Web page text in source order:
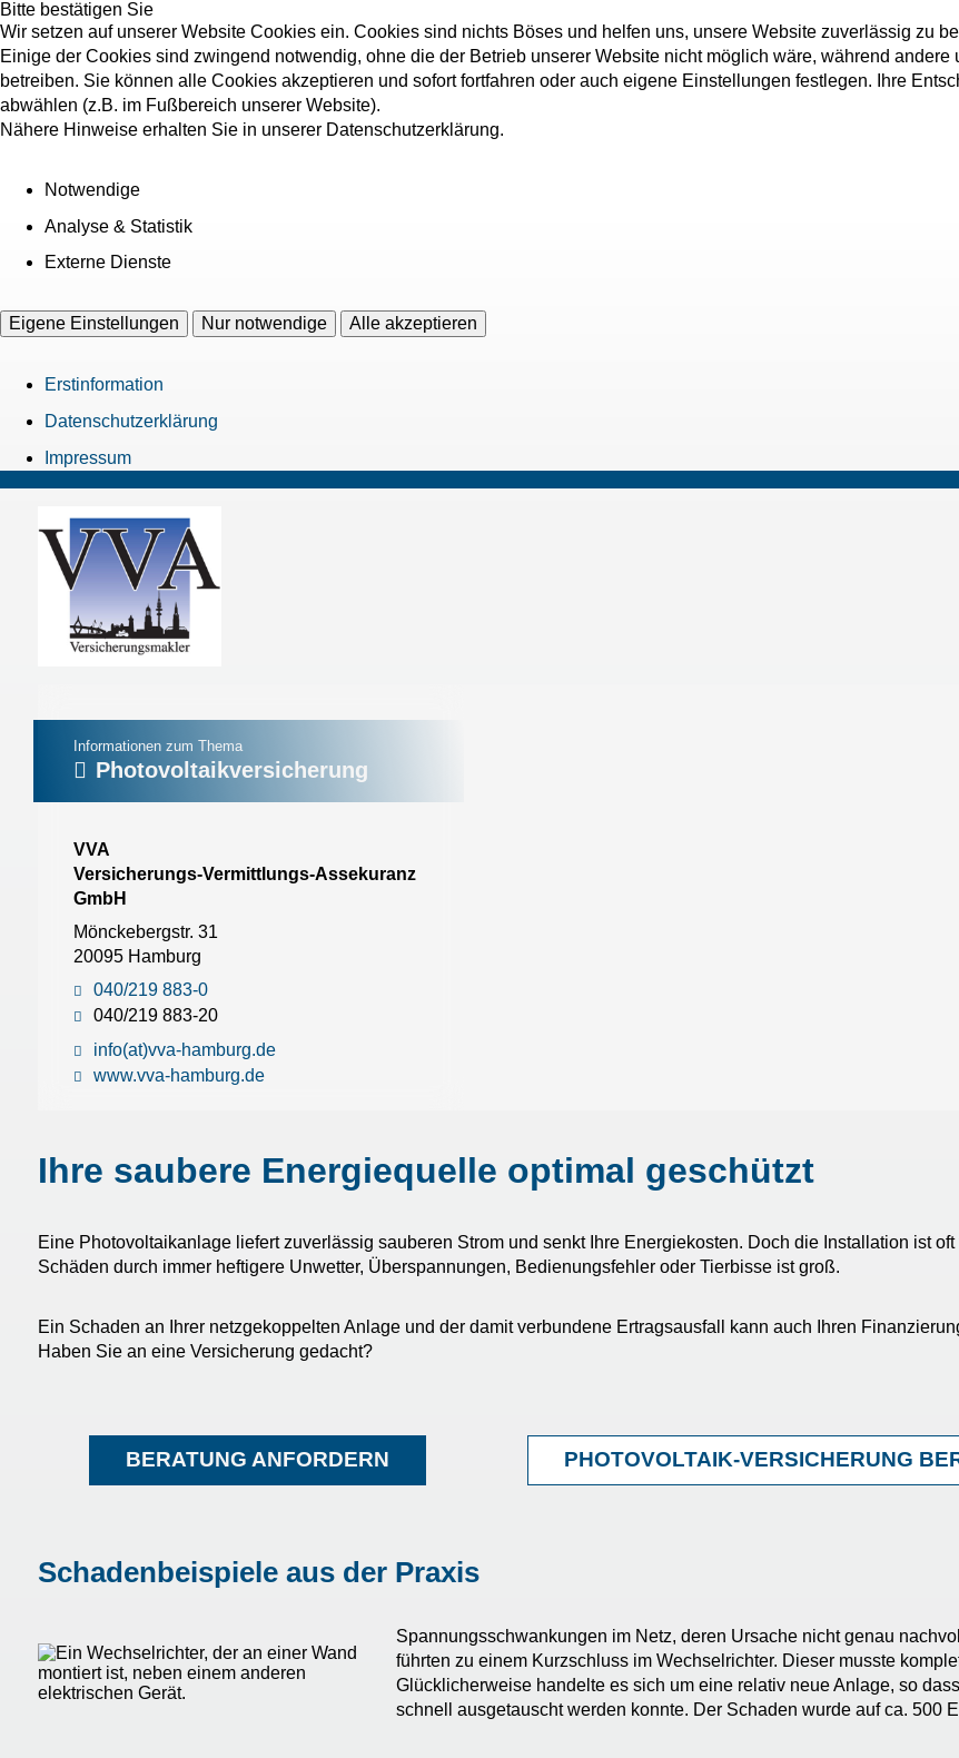
Bitte bestätigen Sie
Wir setzen auf unserer Website Cookies ein. Cookies sind nichts Böses und helfen uns, unsere Website zuverlässig zu
Einige der Cookies sind zwingend notwendig, ohne die der Betrieb unserer Website nicht möglich wäre, während
betreiben. Sie können alle Cookies akzeptieren und sofort fortfahren oder auch eigene Einstellungen festlegen. Ihre
abwählen (z.B. im Fußbereich unserer Website).
Nähere Hinweise erhalten Sie in unserer Datenschutzerklärung.
Notwendige
Analyse & Statistik
Externe Dienste
Eigene Einstellungen Nur notwendige Alle akzeptieren
Erstinformation
Datenschutzerklärung
Impressum
Informationen zum Thema
Photovoltaikversicherung
VVA
Versicherungs-Vermittlungs-Assekuranz
GmbH
Mönckebergstr. 31
20095 Hamburg
040/219 883-0
040/219 883-20
info(at)vva-hamburg.de
www.vva-hamburg.de
Ihre saubere Energiequelle optimal geschützt
Eine Photovoltaikanlage liefert zuverlässig sauberen Strom und senkt Ihre Energiekosten. Doch die Installation ist oft
Schäden durch immer heftigere Unwetter, Überspannungen, Bedienungsfehler oder Tierbisse ist groß.
Ein Schaden an Ihrer netzgekoppelten Anlage und der damit verbundene Ertragsausfall kann auch Ihren
Haben Sie an eine Versicherung gedacht?
BERATUNG ANFORDERN PHOTOVOLTAIK-VERSICHERUNG
Schadenbeispiele aus der Praxis
Spannungsschwankungen im Netz, deren Ursache nicht genau
führten zu einem Kurzschluss im Wechselrichter. Dieser musste
Glücklicherweise handelte es sich um eine relativ neue Anlage, so
schnell ausgetauscht werden konnte. Der Schaden wurde auf ca. 500